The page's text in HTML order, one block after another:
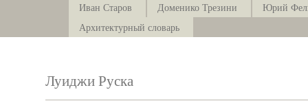
Иван Старов
Доменико Трезини
Юрий
Архитектурный словарь
Луиджи Руска